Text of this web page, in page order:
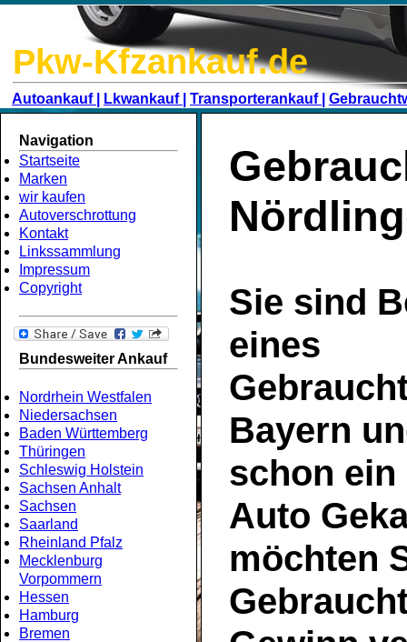
Pkw-Kfzankauf.de
Autoankauf | Lkwankauf | Transporterankauf |
Navigation
Startseite
Marken
wir kaufen
Autoverschrottung
Kontakt
Linkssammlung
Impressum
Copyright
Bundesweiter Ankauf
Nordrhein Westfalen
Niedersachsen
Baden Württemberg
Thüringen
Schleswig Holstein
Sachsen Anhalt
Sachsen
Saarland
Rheinland Pfalz
Mecklenburg
Vorpommern
Hessen
Hamburg
Bremen
Sie sind
eines
Bayern
schon ein
Auto
möchten